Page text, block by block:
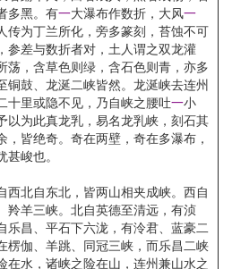
多黑。有一大瀑布作数折，大风一
传为丁兰所化，旁多篆刻，苔蚀不可
参差与数折者对，土人谓之双龙灌
荡，含草色则绿，含石色则青，亦多
铜鼓、龙涎二峡皆然。龙涎峡去连州
十里或隐不见，乃自峡之腰吐一小
以为此真龙乳，易名龙乳峡，刻石其
皆绝奇。奇在两壁，奇在多瀑布，
峻也。
北自东北，皆两山相夹成峡。西自
羚羊三峡。北自英德至清远，有浈
乐昌、平石下六泷，有泠君、蓝豪二
楞伽、羊跳、同冠三峡，而乐昌二峡
在水，诸峡之险在山，连州兼山水之